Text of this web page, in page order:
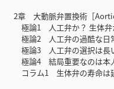
2章 大動脈弁置換術［
極論1 人工弁か？ 生体弁
極論2 人工弁の過酷な日
極論3 人工弁の選択は長
極論4 結局重要なのは本
コラム1 生体弁の寿命は